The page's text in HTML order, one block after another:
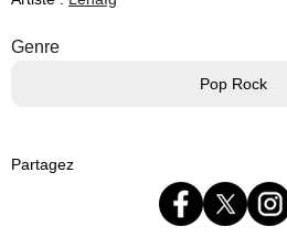
Genre
Pop Rock
Partagez